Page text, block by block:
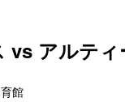
vs アルティ
館